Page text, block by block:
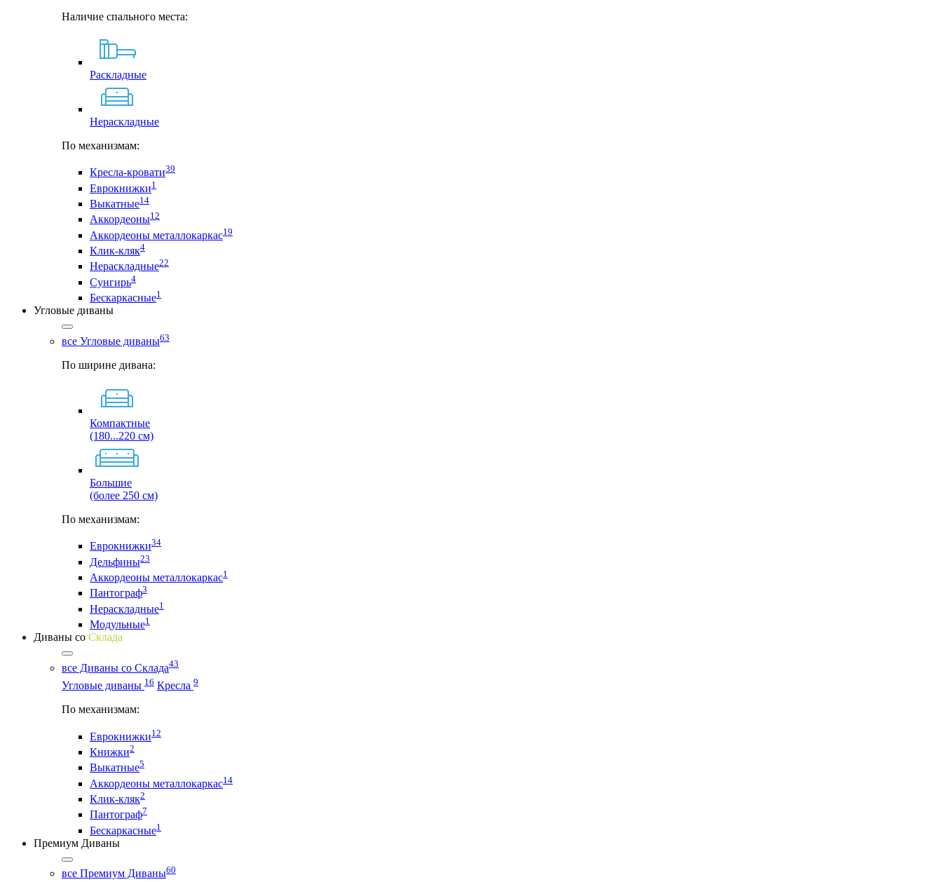
Наличие спального места:
Раскладные
Нераскладные
По механизмам:
Кресла-кровати39
Еврокнижки1
Выкатные14
Аккордеоны12
Аккордеоны металлокаркас19
Клик-кляк4
Нераскладные22
Сунгирь4
Бескаркасные1
Угловые диваны
все Угловые диваны63
По ширине дивана:
Компактные
(180...220 см)
Большие
(более 250 см)
По механизмам:
Еврокнижки34
Дельфины23
Аккордеоны металлокаркас1
Пантограф3
Нераскладные1
Модульные1
Диваны со Склада
все Диваны со Склада43
Угловые диваны 16 Кресла 9
По механизмам:
Еврокнижки12
Книжки2
Выкатные5
Аккордеоны металлокаркас14
Клик-кляк2
Пантограф7
Бескаркасные1
Премиум Диваны
все Премиум Диваны60